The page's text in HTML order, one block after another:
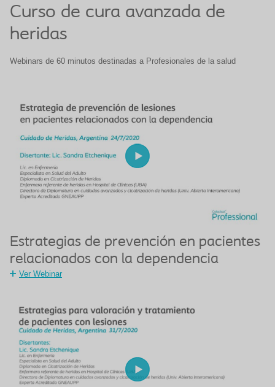
Curso de cura avanzada de
heridas
Webinars de 60 minutos destinadas a Profesionales de la salud
Estrategias de prevención en pacientes
relacionados con la dependencia
Ver Webinar